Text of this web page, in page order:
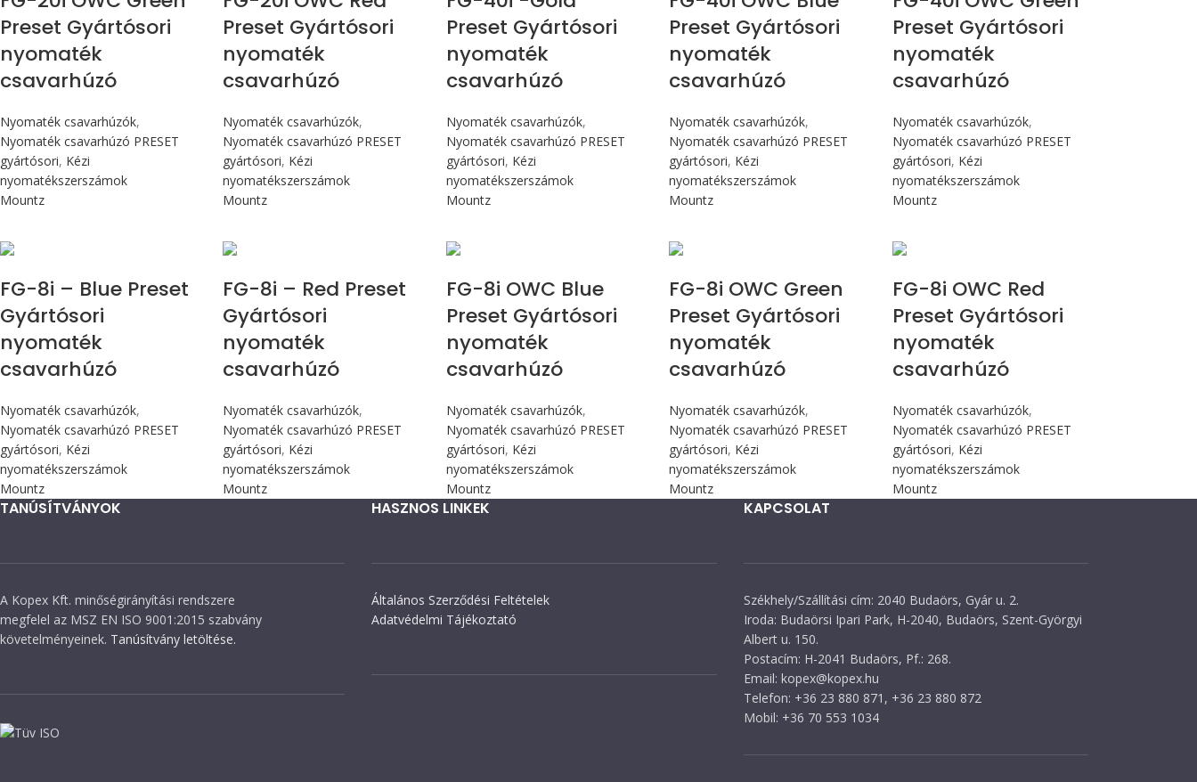
Preset Gyártósori
nyomaték
csavarhúzó
Nyomaték csavarhúzók,
Nyomaték csavarhúzó PRESET
gyártósori, Kézi
nyomatékszerszámok
Mountz
Preset Gyártósori
nyomaték
csavarhúzó
Nyomaték csavarhúzók,
Nyomaték csavarhúzó PRESET
gyártósori, Kézi
nyomatékszerszámok
Mountz
Preset Gyártósori
nyomaték
csavarhúzó
Nyomaték csavarhúzók,
Nyomaték csavarhúzó PRESET
gyártósori, Kézi
nyomatékszerszámok
Mountz
Preset Gyártósori
nyomaték
csavarhúzó
Nyomaték csavarhúzók,
Nyomaték csavarhúzó PRESET
gyártósori, Kézi
nyomatékszerszámok
Mountz
Preset Gyártósori
nyomaték
csavarhúzó
Nyomaték csavarhúzók,
Nyomaték csavarhúzó PRESET
gyártósori, Kézi
nyomatékszerszámok
Mountz
FG-8i – Blue Preset
Gyártósori
nyomaték
csavarhúzó
Nyomaték csavarhúzók,
Nyomaték csavarhúzó PRESET
gyártósori, Kézi
nyomatékszerszámok
Mountz
FG-8i – Red Preset
Gyártósori
nyomaték
csavarhúzó
Nyomaték csavarhúzók,
Nyomaték csavarhúzó PRESET
gyártósori, Kézi
nyomatékszerszámok
Mountz
FG-8i OWC Blue
Preset Gyártósori
nyomaték
csavarhúzó
Nyomaték csavarhúzók,
Nyomaték csavarhúzó PRESET
gyártósori, Kézi
nyomatékszerszámok
Mountz
FG-8i OWC Green
Preset Gyártósori
nyomaték
csavarhúzó
Nyomaték csavarhúzók,
Nyomaték csavarhúzó PRESET
gyártósori, Kézi
nyomatékszerszámok
Mountz
FG-8i OWC Red
Preset Gyártósori
nyomaték
csavarhúzó
Nyomaték csavarhúzók,
Nyomaték csavarhúzó PRESET
gyártósori, Kézi
nyomatékszerszámok
Mountz
TANÚSÍTVÁNYOK
A Kopex Kft. minőségirányítási rendszere
megfelel az MSZ EN ISO 9001:2015 szabvány
követelményeinek. Tanúsítvány letöltése.
HASZNOS LINKEK
Általános Szerződési Feltételek
Adatvédelmi Tájékoztató
KAPCSOLAT
Székhely/Szállítási cím: 2040 Budaörs, Gyár u. 2.
Iroda: Budaörsi Ipari Park, H-2040, Budaörs, Szent-Györgyi
Albert u. 150.
Postacím: H-2041 Budaörs, Pf.: 268.
Email: kopex@kopex.hu
Telefon: +36 23 880 871, +36 23 880 872
Mobil: +36 70 553 1034